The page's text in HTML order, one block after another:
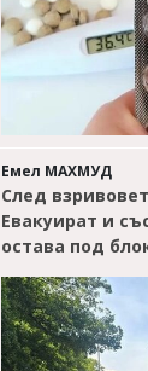
Емел МАХМУД
След
Евакуират и
остава под